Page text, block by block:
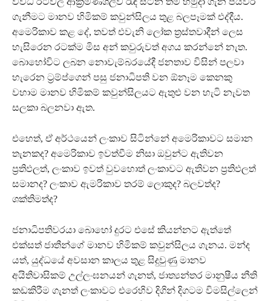
ගැනීමට මානව හිමිකම් කවුන්සිලය තුළ බලපෑමක් එද්දීය.
අමෙරිකාව කළ දේ, තවත් එවැනි ලෝක ත්‍රස්තවාදීන් ලෙස
හැසිරෙන රටක්ම මිස අන් කවුරුවත් අගය කරන්නේ නැත.
බොහෝවිට ලබන නොවැම්බරයේදී ජනතාව විසින් පලවා
හැරෙන ට්‍රම්ප්ගෙන් පසු ජනාධිපති වන ඕනෑම කෙනකු
වහාම මානව හිමිකම් කවුන්සිලයට ඇතුළු වන හැටි නැවත
සලකා බලනවා ඇත.
එහෙත්, ඒ අර්ථයෙන් ලංකාව සිටින්නේ අමෙරිකාවට සමාන
තැනකද? අමෙරිකාව ඉවත්වීම නිසා ඔවුන්ට ඇතිවන
ප්‍රතිඵලත්, ලංකාව ඉවත් වුවහොත් ලංකාවට ඇතිවන ප්‍රතිඵලත්
සමානද? ලංකාව ඇමරිකාව තරම් ලොකුද? බලවත්ද?
ශක්තිමත්ද?
ජනාධිපතිවරයා බොහෝ දුරට එසේ කියන්නට ඇත්තේ
එක්සත් ජාතීන්ගේ මානව හිමිකම් කවුන්සිලය ගැනය. මන්ද
යත්, යුද්ධයේ අවසාන කාලය තුළ සිදුවුණු මානව
අයිතිවාසිකම් උල්ලංඝනයන් ගැනත්, ජාත්‍යන්තර මානුෂීය නීති
කඩකිරීම ගැනත් ලංකාවට එරෙහිව දිගින් දිගටම විමසිල්ලෙන්